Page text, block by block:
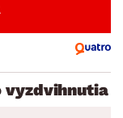
vyzdvihnutia